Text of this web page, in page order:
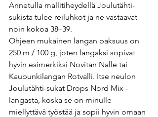
Annetulla mallitiheydellä Joulutähti-
sukista tulee reiluhkot ja ne vastaavat
noin kokoa 38–39.
Ohjeen mukainen langan paksuus on
250 m / 100 g, joten langaksi sopivat
hyvin esimerkiksi Novitan Nalle tai
Kaupunkilangan Rotvalli. Itse neulon
Joulutähti-sukat Drops Nord Mix -
langasta, koska se on minulle
miellyttävä työstää ja sopii hyvin omaan